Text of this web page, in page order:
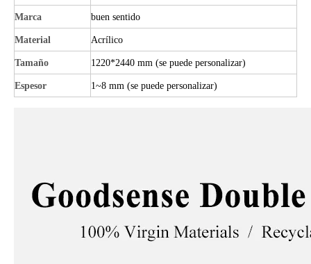
Marca buen sentido
Material Acrílico
Tamaño 1220*2440 mm (se puede personalizar)
Espesor 1~8 mm (se puede personalizar)